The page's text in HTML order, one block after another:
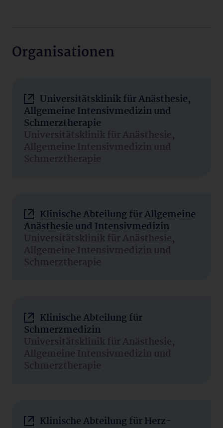
Organisationen
Universitätsklinik für Anästhesie,
Allgemeine Intensivmedizin und
Schmerztherapie
Universitätsklinik für Anästhesie,
Allgemeine Intensivmedizin und
Schmerztherapie
Klinische Abteilung für Allgemeine
Anästhesie und Intensivmedizin
Universitätsklinik für Anästhesie,
Allgemeine Intensivmedizin und
Schmerztherapie
Klinische Abteilung für
Schmerzmedizin
Universitätsklinik für Anästhesie,
Allgemeine Intensivmedizin und
Schmerztherapie
Klinische Abteilung für Herz-